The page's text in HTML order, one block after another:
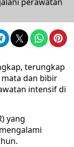
terungkap
dan bibir
intensif di
yang